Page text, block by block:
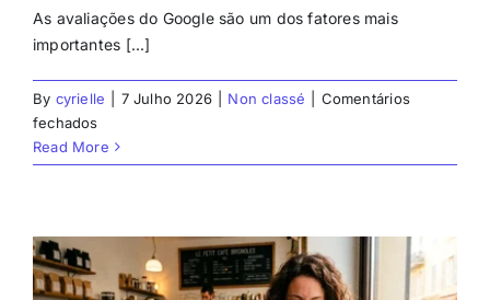
As avaliações do Google são um dos fatores mais
importantes [...]
By cyrielle 7 Julho 2026 Non classé
Comentários
fechadosem
Criar
publicações
melhore
sua
Read More